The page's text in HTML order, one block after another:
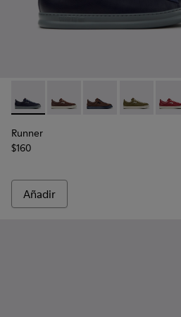
Runner - K101052-013 -
Runner - K101052-015
Runner - K101052-
Runner -
Runner
$160
Añadir